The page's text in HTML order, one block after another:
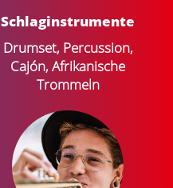
Schlag­instrumente
Drumset, Percussion,
Cajón, Afrikanische
Trommeln